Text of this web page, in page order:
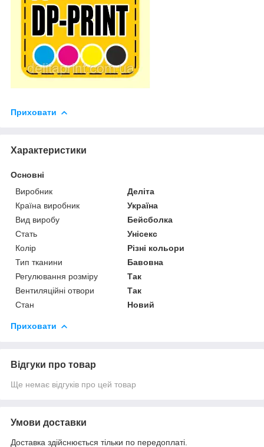
Приховати
Характеристики
Основні
Виробник
Деліта
Країна виробник
Україна
Вид виробу
Бейсболка
Стать
Унісекс
Колір
Різні кольори
Тип тканини
Бавовна
Регулювання розміру
Так
Вентиляційні отвори
Так
Стан
Новий
Приховати
Відгуки про товар
Ще немає відгуків про цей товар
Умови доставки
Доставка здійснюється тільки по передоплаті.